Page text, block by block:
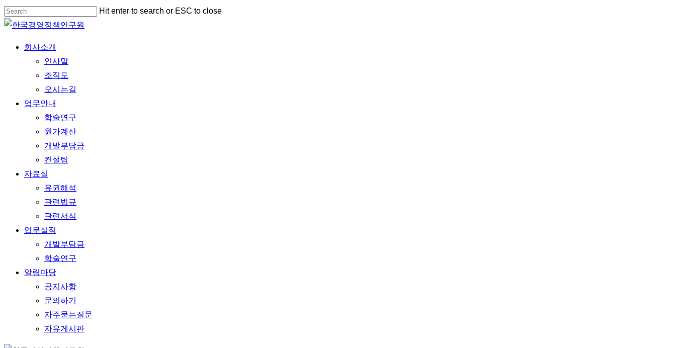
Skip
to
content
Hit enter to search or ESC to close
Close
Menu
회사소개
인사말
조직도
오시는길
업무안내
학술연구
원가계산
개발부담금
컨설팅
자료실
유권해석
관련법규
관련서식
업무실적
개발부담금
학술연구
알림마당
공지사항
문의하기
자주묻는질문
자유게시판